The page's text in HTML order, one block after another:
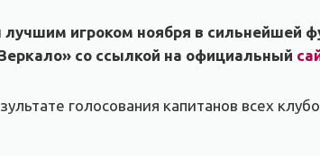
игроком ноября в сильнейшей
со ссылкой на официальный
голосования капитанов всех